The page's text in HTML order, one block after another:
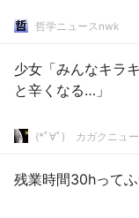
哲学ニュースnwk
少女「みんなキラ
と辛くなる…」
(*ﾟ∀ﾟ)ゞカガクニュ
残業時間30hって